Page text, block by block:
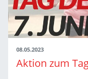
08.05.2023